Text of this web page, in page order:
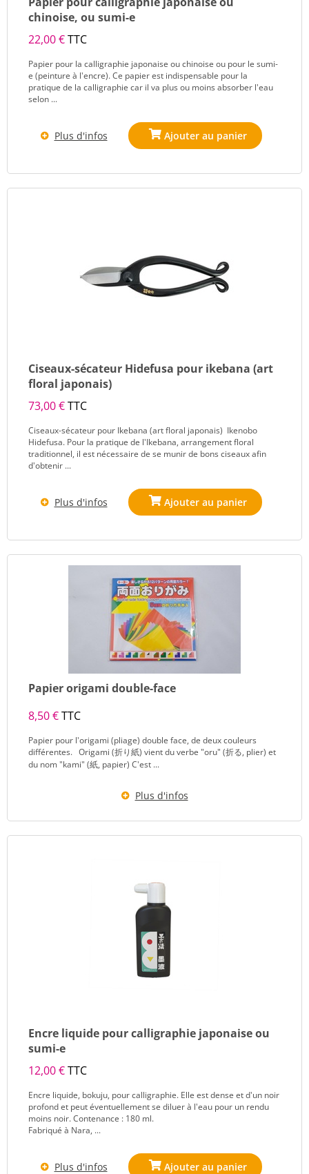
chinoise, ou sumi-e
22,00 €TTC
Papier pour la calligraphie japonaise ou chinoise ou pour le sumi-
e (peinture à l'encre). Ce papier est indispensable pour la
pratique de la calligraphie car il va plus ou moins absorber l'eau
selon ...
Plus d'infos
Ciseaux-sécateur Hidefusa pour ikebana (art
floral japonais)
73,00 €TTC
Ciseaux-sécateur pour Ikebana (art floral japonais) Ikenobo
Hidefusa. Pour la pratique de l'Ikebana, arrangement floral
traditionnel, il est nécessaire de se munir de bons ciseaux afin
d'obtenir ...
Plus d'infos
Papier origami double-face
8,50 €TTC
Papier pour l'origami (pliage) double face, de deux couleurs
différentes. Origami (折り紙) vient du verbe "oru" (折る, plier) et
du nom "kami" (紙, papier) C'est ...
Plus d'infos
Encre liquide pour calligraphie japonaise ou
sumi-e
12,00 €TTC
Encre liquide, bokuju, pour calligraphie. Elle est dense et d'un noir
profond et peut éventuellement se diluer à l'eau pour un rendu
moins noir. Contenance : 180 ml.
Fabriqué à Nara, ...
Plus d'infos